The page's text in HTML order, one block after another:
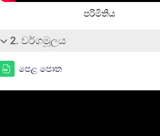
පරිමිතිය
சுருக்கு
2. වර්ගමූලය
පෙළ පොත